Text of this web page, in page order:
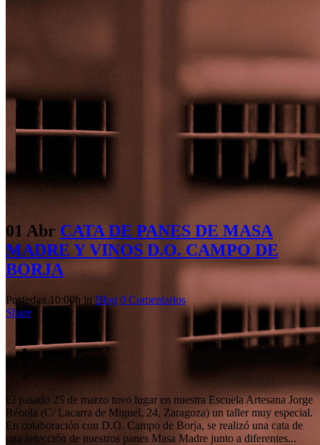
01 Abr CATA DE PANES DE MASA
MADRE Y VINOS D.O. CAMPO DE
BORJA
Posted at 10:00h in Blog 0 Comentarios
Share
El pasado 25 de marzo tuvo lugar en nuestra Escuela Artesana Jorge
Rébola (C/ Lacarra de Miguel, 24, Zaragoza) un taller muy especial.
En colaboración con D.O. Campo de Borja, se realizó una cata de
una selección de nuestros panes Masa Madre junto a diferentes...